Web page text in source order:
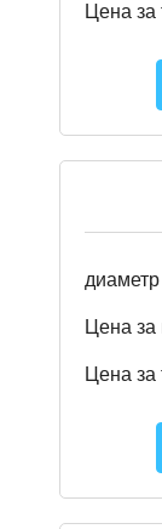
Цена за
диаметр
Цена за
Цена за